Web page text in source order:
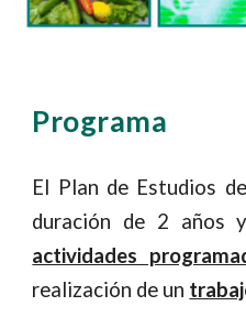
Programa
El Plan de Estudios
duración de 2 años
actividades
realización de un